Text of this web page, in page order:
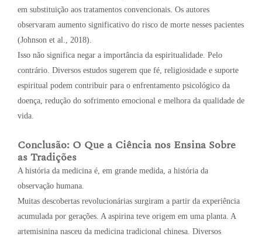
em substituição aos tratamentos convencionais. Os autores
observaram aumento significativo do risco de morte nesses pacientes
(Johnson et al., 2018).
Isso não significa negar a importância da espiritualidade. Pelo
contrário. Diversos estudos sugerem que fé, religiosidade e suporte
espiritual podem contribuir para o enfrentamento psicológico da
doença, redução do sofrimento emocional e melhora da qualidade de
vida.
Conclusão: O Que a Ciência nos Ensina Sobre
as Tradições
A história da medicina é, em grande medida, a história da
observação humana.
Muitas descobertas revolucionárias surgiram a partir da experiência
acumulada por gerações. A aspirina teve origem em uma planta. A
artemisinina nasceu da medicina tradicional chinesa. Diversos